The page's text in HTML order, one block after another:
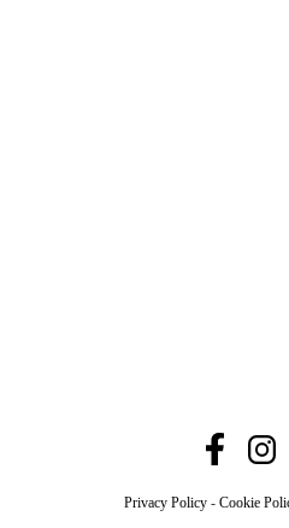
Privacy Policy - Cookie